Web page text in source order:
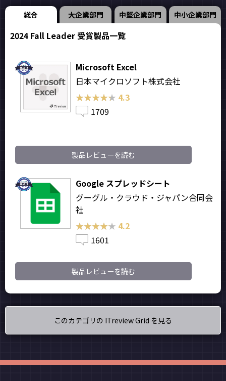
総合 大企業部門 中堅企業部門 中小企業部門
2024 Fall Leader 受賞製品一覧
Microsoft Excel
日本マイクロソフト株式会社
★★★★★
★★★★★ 4.3
1709
製品レビューを読む
Google スプレッドシート
グーグル・クラウド・ジャパン合同会
社
★★★★★
★★★★★ 4.2
1601
製品レビューを読む
このカテゴリの ITreview Grid を見る